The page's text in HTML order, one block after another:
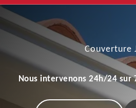
Couverture
Nous intervenons 24h/24 sur